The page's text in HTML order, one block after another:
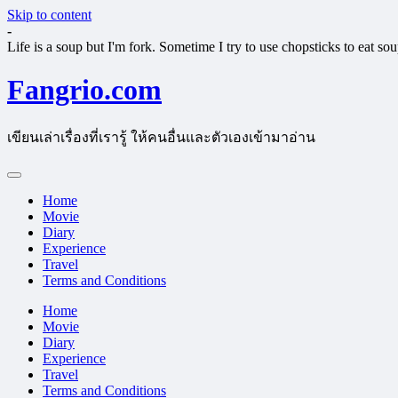
Skip to content
-
Life is a soup but I'm fork. Sometime I try to use chopsticks to eat
Fangrio.com
เขียนเล่าเรื่องที่เรารู้ ให้คนอื่นและตัวเองเข้ามาอ่าน
Home
Movie
Diary
Experience
Travel
Terms and Conditions
Home
Movie
Diary
Experience
Travel
Terms and Conditions